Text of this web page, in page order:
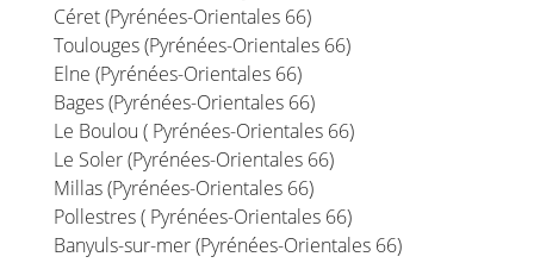
Céret (Pyrénées-Orientales 66)
Toulouges (Pyrénées-Orientales 66)
Elne (Pyrénées-Orientales 66)
Bages (Pyrénées-Orientales 66)
Le Boulou ( Pyrénées-Orientales 66)
Le Soler (Pyrénées-Orientales 66)
Millas (Pyrénées-Orientales 66)
Pollestres ( Pyrénées-Orientales 66)
Banyuls-sur-mer (Pyrénées-Orientales 66)